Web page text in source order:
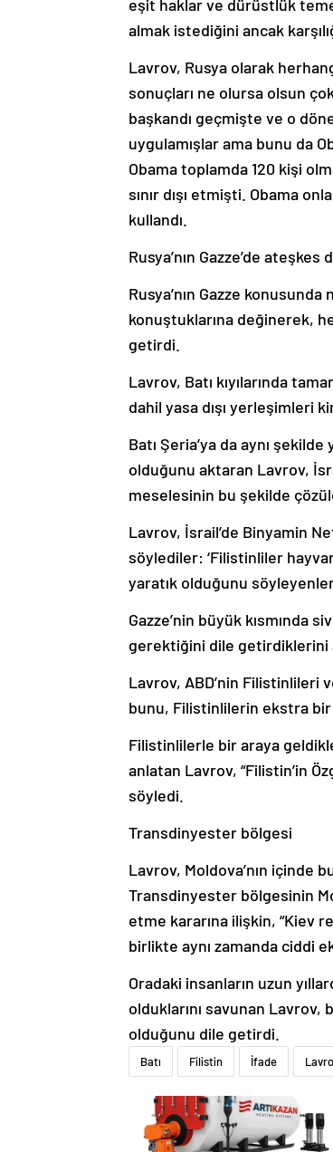
eşit haklar ve dürüstlük
almak istediğini ancak
Lavrov, Rusya olarak
sonuçları ne olursa olsun
başkandı geçmişte ve o
uygulamışlar ama bunu da
Obama toplamda 120 kişi
sınır dışı etmişti. Obama
kullandı.
Rusya’nın Gazze’de ateşkes
Rusya’nın Gazze
konuştuklarına değinerek,
getirdi.
Lavrov, Batı kıyılarında
dahil yasa dışı yerleşimleri
Batı Şeria’ya da aynı
olduğunu aktaran Lavrov,
meselesinin bu şekilde
Lavrov, İsrail’de Binyamin
söylediler: ‘Filistinliler
yaratık olduğunu
Gazze’nin büyük kısmında
gerektiğini dile getirdiklerini
Lavrov, ABD’nin Filistinlileri
bunu, Filistinlilerin ekstra bir
Filistinlilerle bir araya
anlatan Lavrov, “Filistin’in
söyledi.
Transdinyester bölgesi
Lavrov, Moldova’nın içinde
Transdinyester bölgesinin
etme kararına ilişkin, “Kiev
birlikte aynı zamanda ciddi
Oradaki insanların uzun
olduklarını savunan
olduğunu dile getirdi.
Batı Filistin İfade